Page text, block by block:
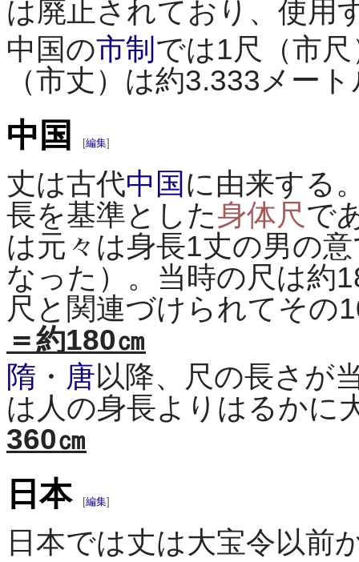
は廃止されており、使用
中国の市制 では1尺（市
（市丈）は約3.333メー
中国 [編集]
丈は古代中国 に由来する
長を基準とした身体尺 で
は元々は身長1丈の男の
なった）。当時の尺は約
尺と関連づけられてそ
＝約180㎝
隋 ・ 唐以降、尺の長さが
は人の身長よりはるか
360㎝
日本 [編集]
日本では丈は大宝令以前